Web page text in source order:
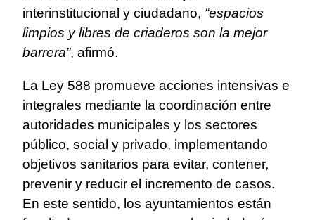
interinstitucional y ciudadano, “espacios
limpios y libres de criaderos son la mejor
barrera”, afirmó.
La Ley 588 promueve acciones intensivas e
integrales mediante la coordinación entre
autoridades municipales y los sectores
público, social y privado, implementando
objetivos sanitarios para evitar, contener,
prevenir y reducir el incremento de casos.
En este sentido, los ayuntamientos están